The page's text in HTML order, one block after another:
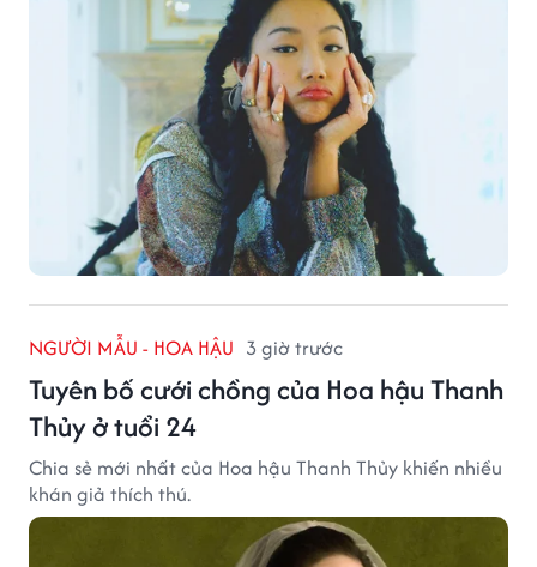
NGƯỜI MẪU - HOA HẬU 3 giờ trước
Tuyên bố cưới chồng của Hoa hậu Thanh
Thủy ở tuổi 24
Chia sẻ mới nhất của Hoa hậu Thanh Thủy khiến nhiều
khán giả thích thú.